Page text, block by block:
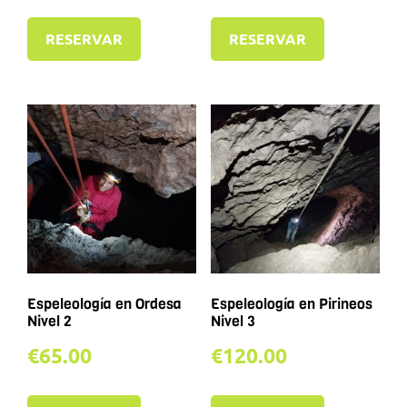
RESERVAR RESERVAR
Espeleología en Ordesa
Nivel 2
€65.00
Espeleología en Pirineos
Nivel 3
€120.00